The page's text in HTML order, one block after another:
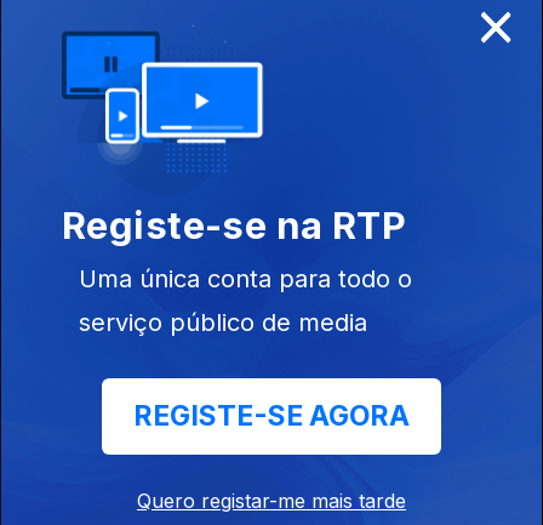
12 nov. 2023
Política Cultural
×
Registe-se na RTP
Uma única conta para todo o
serviço público de media
REGISTE-SE AGORA
Quero registar-me mais tarde